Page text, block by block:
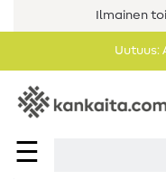
Ilmainen
Uutuus:
☰